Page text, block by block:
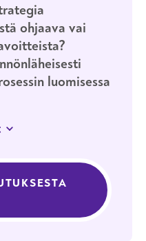
ohjaava vai
luomisessa